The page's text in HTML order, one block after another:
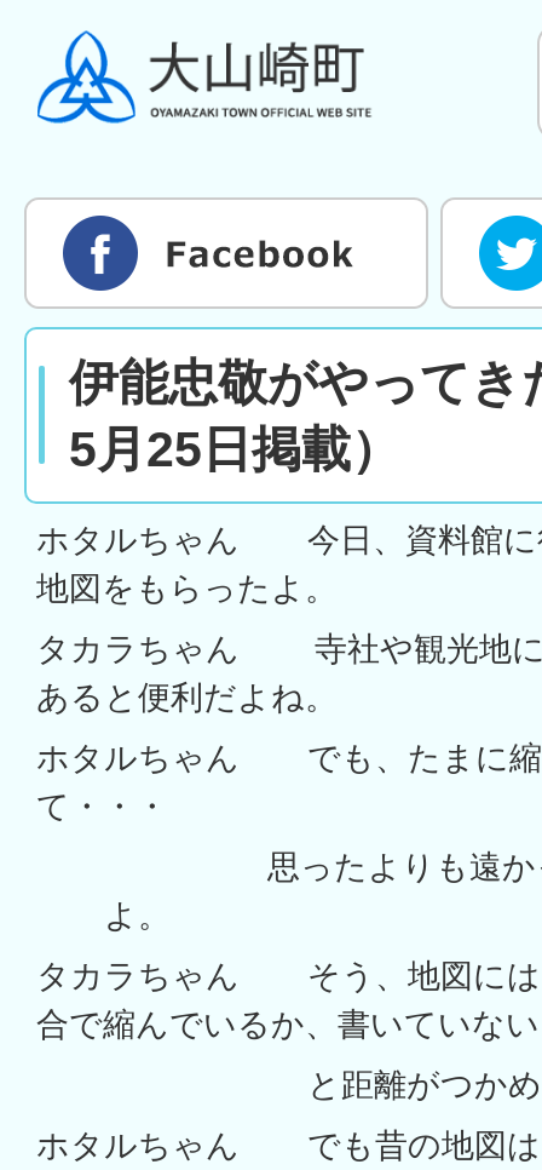
伊能忠敬がやってき
5月25日掲載）
ホタルちゃん 今日、資料館に
地図をもらったよ。
タカラちゃん 寺社や観光地に
あると便利だよね。
ホタルちゃん でも、たまに縮
て・・・
思ったよりも遠かっ
よ。
タカラちゃん そう、地図には
合で縮んでいるか、書いていない
と距離がつかめな
ホタルちゃん でも昔の地図は